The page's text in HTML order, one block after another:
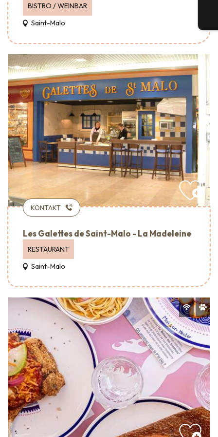
BISTRO / WEINBAR
Saint-Malo
KONTAKT
Les Galettes de Saint-Malo - La Madeleine
RESTAURANT
Saint-Malo